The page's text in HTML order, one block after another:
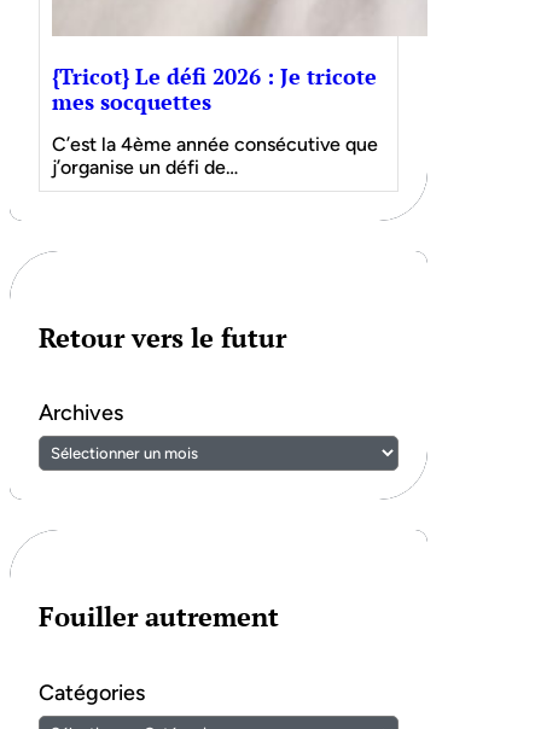
{Tricot} Le défi 2026 : Je tricote
mes socquettes
C’est la 4ème année consécutive que
j’organise un défi de…
Retour vers le futur
Archives
Fouiller autrement
Catégories